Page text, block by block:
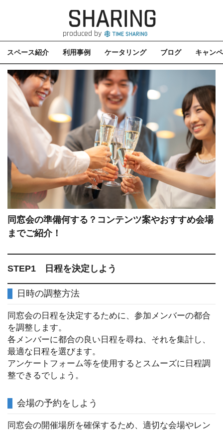
SHARING
produced by
スペース紹介 利用事例 ケータリング ブログ キャン
同窓会の準備何する？コンテンツ案やおすすめ会場
までご紹介！
STEP1 日程を決定しよう
日時の調整方法
同窓会の日程を決定するために、参加メンバーの都合
を調整します。
各メンバーに都合の良い日程を尋ね、それを集計し、
最適な日程を選びます。
アンケートフォーム等を使用するとスムーズに日程調
整できるでしょう。
会場の予約をしよう
同窓会の開催場所を確保するため、適切な会場やレン